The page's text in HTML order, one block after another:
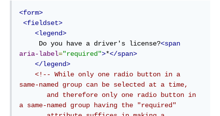
<form>
<fieldset>
<legend>
     Do you have a driver's license?
<span
aria-label="required">*</span>
</legend>
<!-- While only one radio button in a
same-named group can be selected at a time,
a same-named group having the "required"